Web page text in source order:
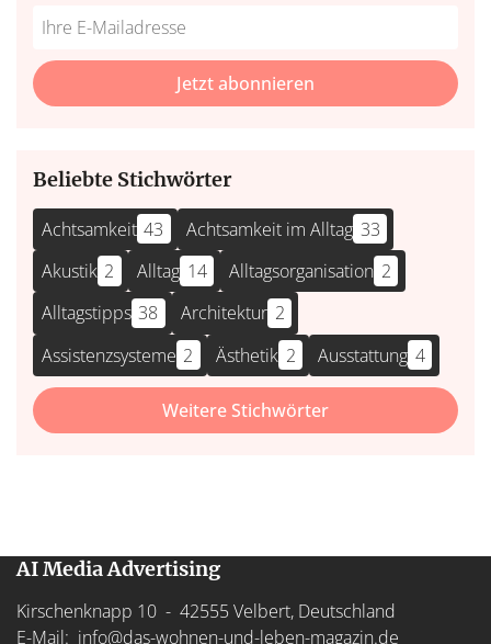
Do
fill
this
*Ihre
Mailadresse:
Jetzt abonnieren
Beliebte Stichwörter
Achtsamkeit 43 Achtsamkeit im Alltag 33
Akustik 2 Alltag 14 Alltagsorganisation 2
Alltagstipps 38 Architektur 2
Assistenzsysteme 2 Ästhetik 2 Ausstattung 4
Weitere Stichwörter
AI Media Advertising
Kirschenknapp 10 - 42555 Velbert, Deutschland
E-Mail: info@das-wohnen-und-leben-magazin.de